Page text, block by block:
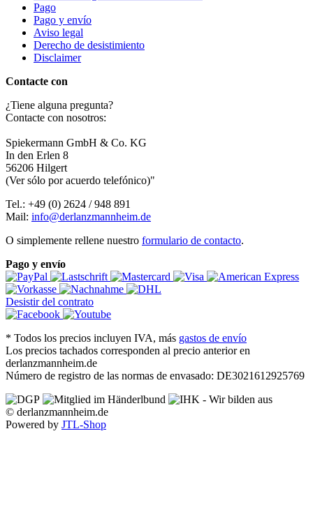
Pago
Pago y envío
Aviso legal
Derecho de desistimiento
Disclaimer
Contacte con
¿Tiene alguna pregunta?
Contacte con nosotros:
Spiekermann GmbH & Co. KG
In den Erlen 8
56206 Hilgert
(Ver sólo por acuerdo telefónico)"
Tel.: +49 (0) 2624 / 948 891
Mail: info@derlanzmannheim.de
O simplemente rellene nuestro formulario de contacto.
Pago y envío
Desistir del contrato
* Todos los precios incluyen IVA, más gastos de envío
Los precios tachados corresponden al precio anterior en
derlanzmannheim.de
Número de registro de las normas de envasado: DE3021612925769
© derlanzmannheim.de
Powered by JTL-Shop